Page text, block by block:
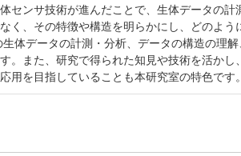
ンサ技術が進んだことで、生体データの計
く、その特徴や構造を明らかにし、どのよう
体データの計測・分析、データの構造の理解
。また、研究で得られた知見や技術を活かし
用を目指していることも本研究室の特色です。